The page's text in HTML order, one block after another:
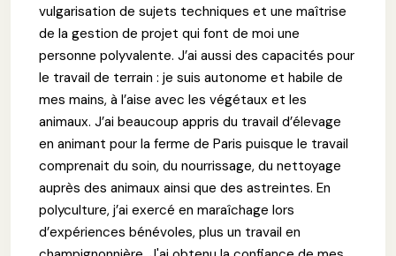
vulgarisation de sujets techniques et une maîtrise
de la gestion de projet qui font de moi une
personne polyvalente. J’ai aussi des capacités pour
le travail de terrain : je suis autonome et habile de
mes mains, à l’aise avec les végétaux et les
animaux. J’ai beaucoup appris du travail d’élevage
en animant pour la ferme de Paris puisque le travail
comprenait du soin, du nourrissage, du nettoyage
auprès des animaux ainsi que des astreintes. En
polyculture, j’ai exercé en maraîchage lors
d’expériences bénévoles, plus un travail en